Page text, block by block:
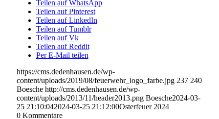
Teilen auf WhatsApp
Teilen auf Pinterest
Teilen auf LinkedIn
Teilen auf Tumblr
Teilen auf Vk
Teilen auf Reddit
Per E-Mail teilen
https://cms.dedenhausen.de/wp-
content/uploads/2019/08/feuerwehr_logo_farbe.jpg 237 240
Boesche http://cms.dedenhausen.de/wp-
content/uploads/2013/11/header2013.png Boesche2024-03-
25 21:10:042024-03-25 21:12:00Osterfeuer 2024
0 Kommentare